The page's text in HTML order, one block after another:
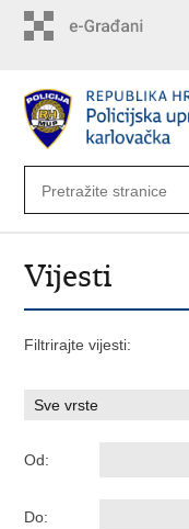
Vijesti
Filtrirajte vijesti:
Od:
Do: